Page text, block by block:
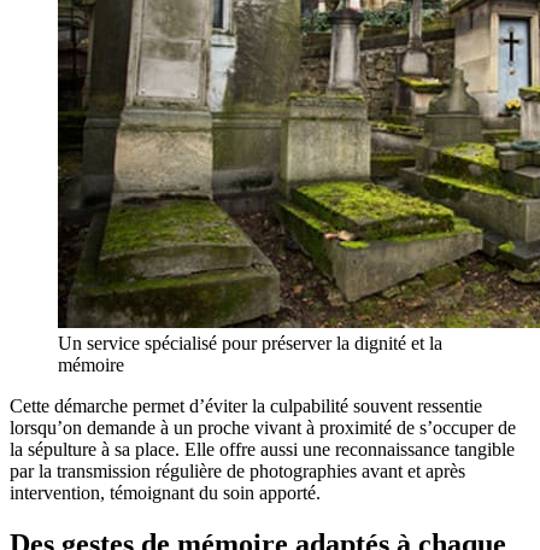
Un service spécialisé pour préserver la dignité et la
mémoire
Cette démarche permet d’éviter la culpabilité souvent ressentie
lorsqu’on demande à un proche vivant à proximité de s’occuper de
la sépulture à sa place. Elle offre aussi une reconnaissance tangible
par la transmission régulière de photographies avant et après
intervention, témoignant du soin apporté.